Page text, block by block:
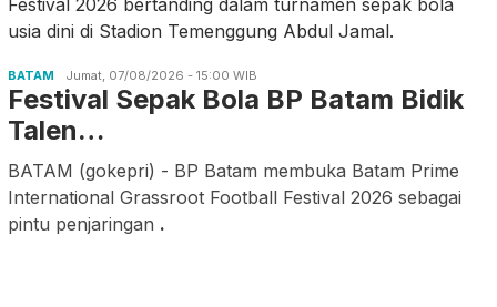
BATAM Jumat, 07/08/2026 - 15:00 WIB
Festival Sepak Bola BP Batam Bidik
Talen…
BATAM (gokepri) - BP Batam membuka Batam Prime
International Grassroot Football Festival 2026 sebagai
pintu penjaringan .